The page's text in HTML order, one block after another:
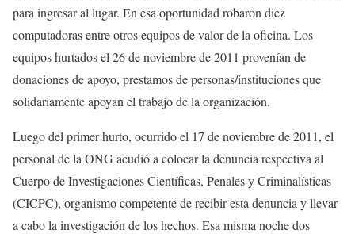
para ingresar al lugar. En esa oportunidad robaron diez
computadoras entre otros equipos de valor de la oficina. Los
equipos hurtados el 26 de noviembre de 2011 provenían de
donaciones de apoyo, prestamos de personas/instituciones que
solidariamente apoyan el trabajo de la organización.
Luego del primer hurto, ocurrido el 17 de noviembre de 2011, el
personal de la ONG acudió a colocar la denuncia respectiva al
Cuerpo de Investigaciones Científicas, Penales y Criminalísticas
(CICPC), organismo competente de recibir esta denuncia y llevar
a cabo la investigación de los hechos. Esa misma noche dos